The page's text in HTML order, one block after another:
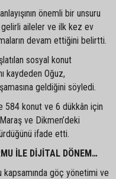
önemli bir unsuru
gelirli aileler ve ilk kez ev
devam ettiğini belirtti.
sosyal konut
kaydeden Oğuz,
geldiğini söyledi.
584 konut ve 6 dükkân için
ve Dikmen’deki
ifade etti.
İLE DİJİTAL DÖNEM…
göç yönetimi ve